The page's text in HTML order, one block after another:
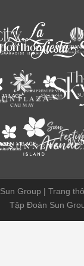
Sun Group | Trang
Tập Đoàn Sun